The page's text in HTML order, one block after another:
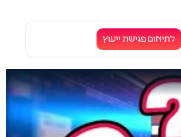
לתיאום פגישת ייעוץ